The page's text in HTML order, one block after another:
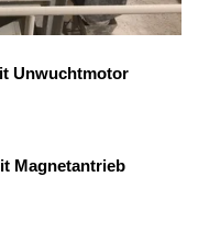
Unwuchtmotor
Magnetantrieb